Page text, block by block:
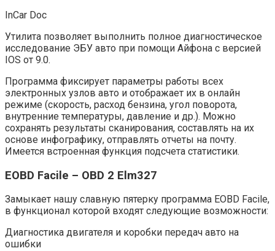
InCar Doc
Утилита позволяет выполнить полное диагностическое
исследование ЭБУ авто при помощи Айфона с версией
IOS от 9.0.
Программа фиксирует параметры работы всех
электронных узлов авто и отображает их в онлайн
режиме (скорость, расход бензина, угол поворота,
внутренние температуры, давление и др.). Можно
сохранять результаты сканирования, составлять на их
основе инфографику, отправлять отчеты на почту.
Имеется встроенная функция подсчета статистики.
EOBD Facile – OBD 2 Elm327
Замыкает нашу славную пятерку программа EOBD Facile,
в функционал которой входят следующие возможности:
Диагностика двигателя и коробки передач авто на
ошибки